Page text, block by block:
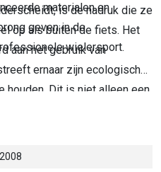
materialen en
geven in de
wielersport.
is de nadruk die ze
op als buiten de fiets. Het
aan het gebruik van
ernaar zijn ecologische
houden. Dit is niet alleen een
hun missie om een
gebruik van duurzame
2008